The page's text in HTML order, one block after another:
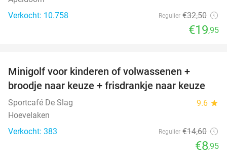
Verkocht: 10.758
Regulier €32,50
€19,95
Minigolf voor kinderen of volwassenen +
broodje naar keuze + frisdrankje naar keuze
Sportcafé De Slag 9.6 star
Hoevelaken
Verkocht: 383
Regulier €14,60
€8,95